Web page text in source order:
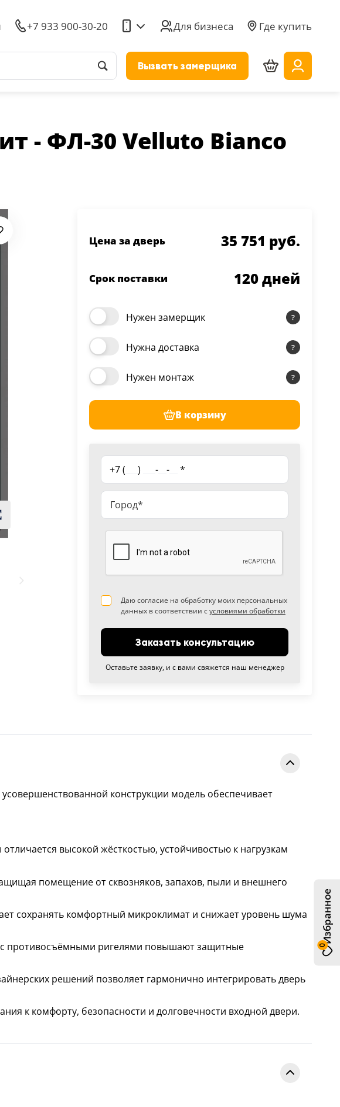
Вызвать замерщика
+7 933 900-30-20 Для бизнеса Где купить
0
Избранное
- ФЛ-30 Velluto Bianco
Цена за дверь 35 751 руб.
Срок поставки 120дней
Нужен замерщик
Нужна доставка
Нужен монтаж
В корзину
+7 ( ) - - *
Даю согласие на обработку моих персональных
данных в соответствии сусловиями обработки
Заказать консультацию
Оставьте заявку, и с вами свяжется наш менеджер
конструкции модель обеспечивает
высокой жёсткостью, устойчивостью к нагрузкам
помещение от сквозняков, запахов, пыли и внешнего
сохранять комфортный микроклимат и снижает уровень шума
с противосъёмными ригелями повышают защитные
решений позволяет гармонично интегрировать дверь
к комфорту, безопасности и долговечности входной двери.